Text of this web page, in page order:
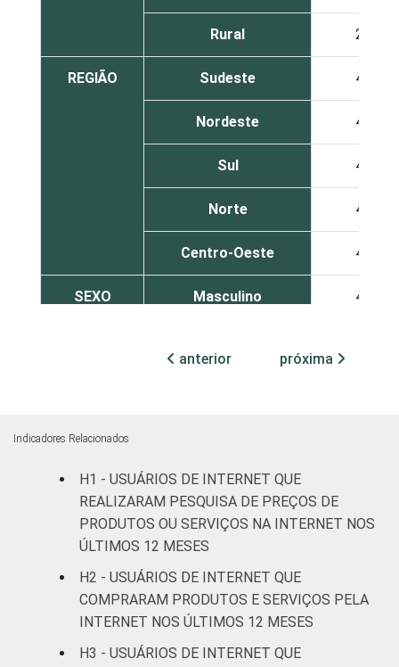
Rural 24
REGIÃO Sudeste 42
Nordeste 45
Sul 46
Norte 47
Centro-Oeste 46
SEXO Masculino 49
Parda
Amarela 44
Não respondeu 18
GRAU DE
Analfabeto/Educação
anterior próxima
Indicadores Relacionados
H1 - USUÁRIOS DE INTERNET QUE
REALIZARAM PESQUISA DE PREÇOS DE
PRODUTOS OU SERVIÇOS NA INTERNET NOS
ÚLTIMOS 12 MESES
H2 - USUÁRIOS DE INTERNET QUE
COMPRARAM PRODUTOS E SERVIÇOS PELA
INTERNET NOS ÚLTIMOS 12 MESES
H3 - USUÁRIOS DE INTERNET QUE